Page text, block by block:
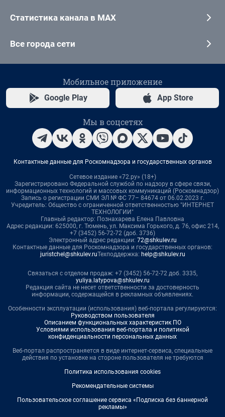
Статистика канала в MAX
Все города сети
Мобильное приложение
Google Play App Store
Мы в соцсетях
Контактные данные для Роскомнадзора и государственных органов
Сетевое издание «72.ру» (18+)
Зарегистрировано Федеральной службой по надзору в сфере связи,
информационных технологий и массовых коммуникаций (Роскомнадзор)
Запись о регистрации СМИ ЭЛ № ФС 77– 84674 от 06.02.2023 г.
Учредитель: Общество с ограниченной ответственностью "ИНТЕРНЕТ
ТЕХНОЛОГИИ"
Главный редактор: Познахарева Елена Павловна
Адрес редакции: 625000, г. Тюмень, ул. Максима Горького, д. 76, офис 214,
+7 (3452) 56-72-72 (доб. 3736)
Электронный адрес редакции: 72@shkulev.ru
Контактные данные для Роскомнадзора и государственных органов:
juristchel@shkulev.ruТехподдержка: help@shkulev.ru
Связаться с отделом продаж: +7 (3452) 56-72-72 доб. 3335,
yuliya.latypova@shkulev.ru
Редакция сайта не несет ответственности за достоверность
информации, содержащейся в рекламных объявлениях.
Особенности эксплуатации (использования) веб-портала регулируются:
Руководством пользователя
Описанием функциональных характеристик ПО
Условиями использования веб-портала и политикой
конфиденциальности персональных данных
Веб-портал распространяется в виде интернет-сервиса, специальные
действия по установке на стороне пользователя не требуются
Политика использования cookies
Рекомендательные системы
Пользовательское соглашение сервиса «Подписка без баннерной
рекламы»